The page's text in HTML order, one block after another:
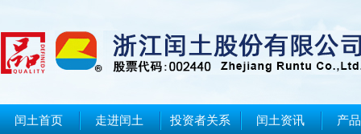
闰土首页 走进闰土 投资者关系 闰土资讯 产